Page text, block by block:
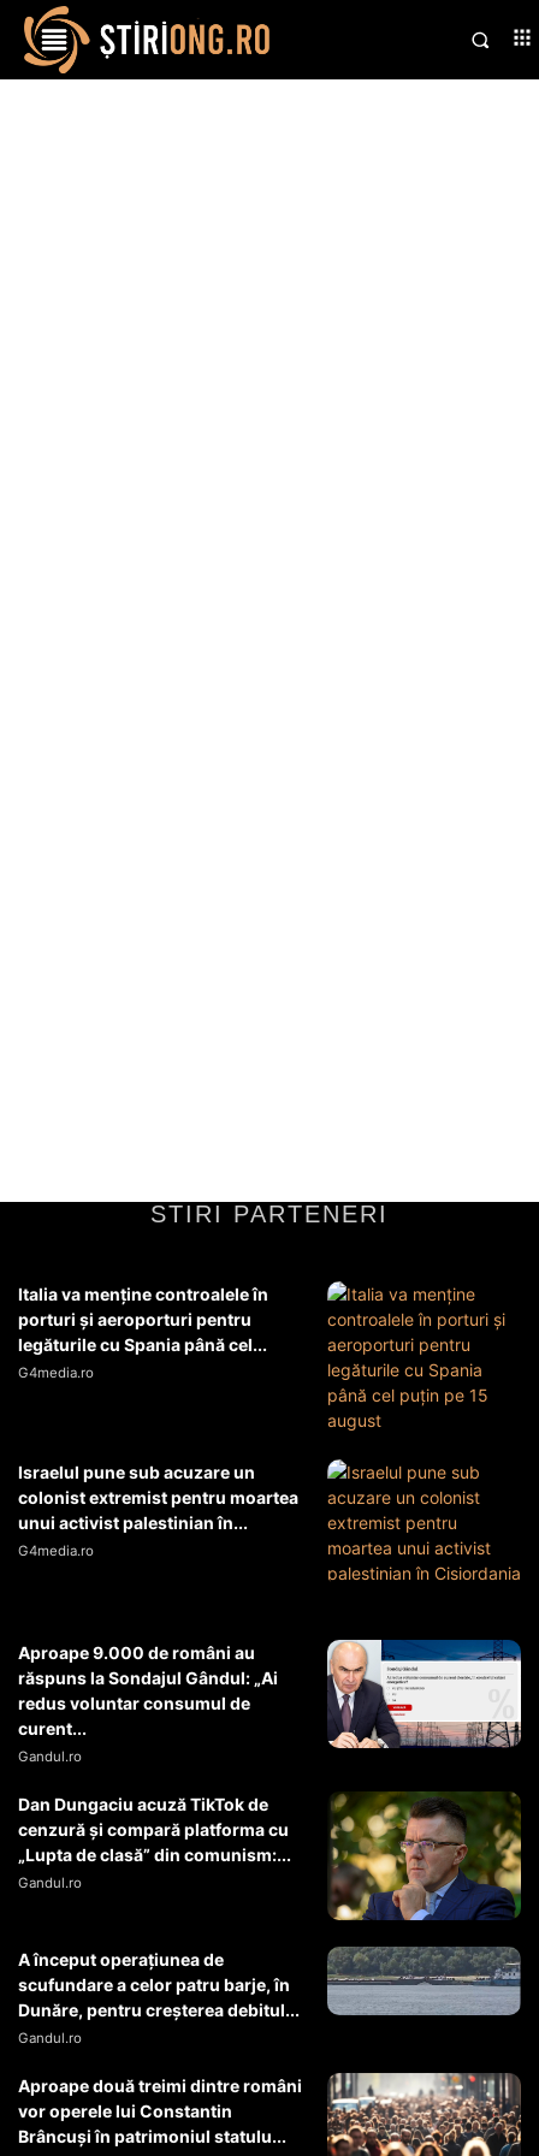
STIRI PARTENERI
Italia va menţine controalele în
porturi şi aeroporturi pentru
legăturile cu Spania până cel...
G4media.ro
Israelul pune sub acuzare un
colonist extremist pentru moartea
unui activist palestinian în...
G4media.ro
Aproape 9.000 de români au
răspuns la Sondajul Gândul: „Ai
redus voluntar consumul de
curent...
Gandul.ro
Dan Dungaciu acuză TikTok de
cenzură și compară platforma cu
„Lupta de clasă” din comunism:...
Gandul.ro
A început operaţiunea de
scufundare a celor patru barje, în
Dunăre, pentru creşterea debitul...
Gandul.ro
Aproape două treimi dintre români
vor operele lui Constantin
Brâncuși în patrimoniul statulu...